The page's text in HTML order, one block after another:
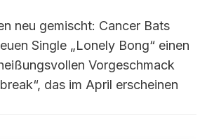
neu gemischt: Cancer Bats
Single „Lonely Bong“ einen
Vorgeschmack
das im April erscheinen